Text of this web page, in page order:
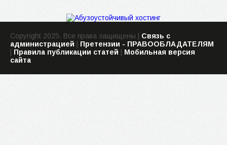
Copyright 2025. Все права защищены | Связь с
администрацией
Претензии - ПРАВООБЛАДАТЕЛЯМ
Правила публикации статей
Мобильная версия
сайта